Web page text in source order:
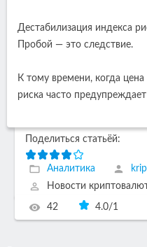
Дестабилизация индекса
Пробой — это следствие.
К тому времени, когда
риска часто
Поделиться статьёй:
Аналитика
Новости
42 4.0/1